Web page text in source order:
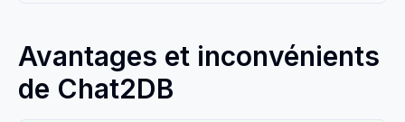
Avantages et inconvénients
de Chat2DB